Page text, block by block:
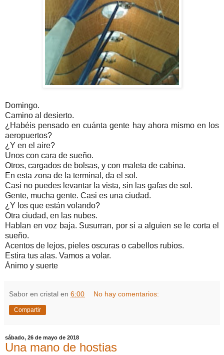
Domingo.
Camino al desierto.
¿Habéis pensado en cuánta gente hay ahora mismo en los
aeropuertos?
¿Y en el aire?
Unos con cara de sueño.
Otros, cargados de bolsas, y con maleta de cabina.
En esta zona de la terminal, da el sol.
Casi no puedes levantar la vista, sin las gafas de sol.
Gente, mucha gente. Casi es una ciudad.
¿Y los que están volando?
Otra ciudad, en las nubes.
Hablan en voz baja. Susurran, por si a alguien se le corta el
sueño.
Acentos de lejos, pieles oscuras o cabellos rubios.
Estira tus alas. Vamos a volar.
Ánimo y suerte
Sabor en cristal en 6:00 No hay comentarios:
Compartir
sábado, 26 de mayo de 2018
Una mano de hostias